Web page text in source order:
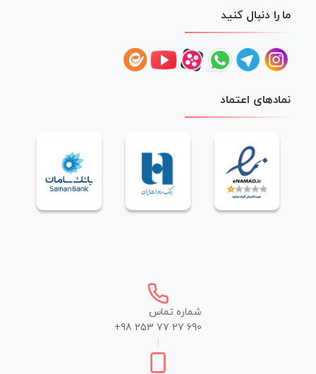
ما را دنبال کنید
نمادهای اعتماد
شماره تماس
+98 253 77 27 690